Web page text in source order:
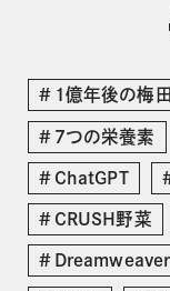
1億年後の梅田
7つの栄養素
ChatGPT
CRUSH野菜
Dreamweaver